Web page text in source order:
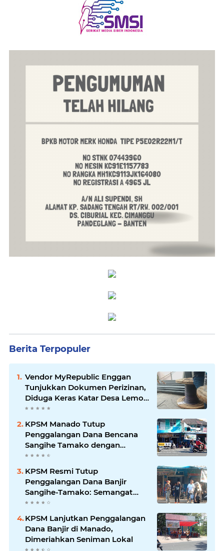
Berita Terpopuler
Vendor MyRepublic Enggan
Tunjukkan Dokumen Perizinan,
Diduga Keras Katar Desa Lemo
Disebut Handle Kordinasi
KPSM Manado Tutup
Penggalangan Dana Bencana
Sangihe Tamako dengan
Semangat Tinggi, Dihadiri
Banyak Seniman Ibu Kota
KPSM Resmi Tutup
Penggalangan Dana Banjir
Sangihe-Tamako: Semangat
Kebersamaan & Solidaritas
Tetap Terjaga
KPSM Lanjutkan Penggalangan
Dana Banjir di Manado,
Dimeriahkan Seniman Lokal